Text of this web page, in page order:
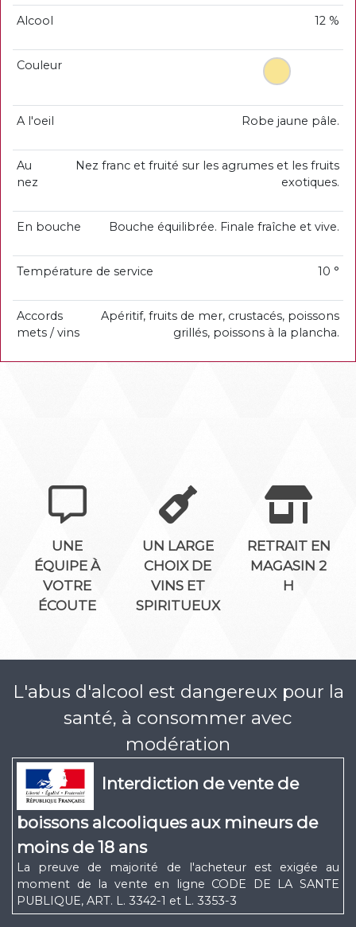
Alcool 12 %
Couleur
A l'oeil Robe jaune pâle.
Au
nez
Nez franc et fruité sur les agrumes et les fruits
exotiques.
En bouche Bouche équilibrée. Finale fraîche et vive.
Température de service 10 °
Accords
mets / vins
Apéritif, fruits de mer, crustacés, poissons
grillés, poissons à la plancha.
UNE
ÉQUIPE À
VOTRE
ÉCOUTE
UN LARGE
CHOIX DE
VINS ET
SPIRITUEUX
RETRAIT EN
MAGASIN 2
H
L'abus d'alcool est dangereux pour la
santé, à consommer avec
modération
Interdiction de vente de
boissons alcooliques aux mineurs de
moins de 18 ans
La preuve de majorité de l'acheteur est exigée au
moment de la vente en ligne CODE DE LA SANTE
PUBLIQUE, ART. L. 3342-1 et L. 3353-3